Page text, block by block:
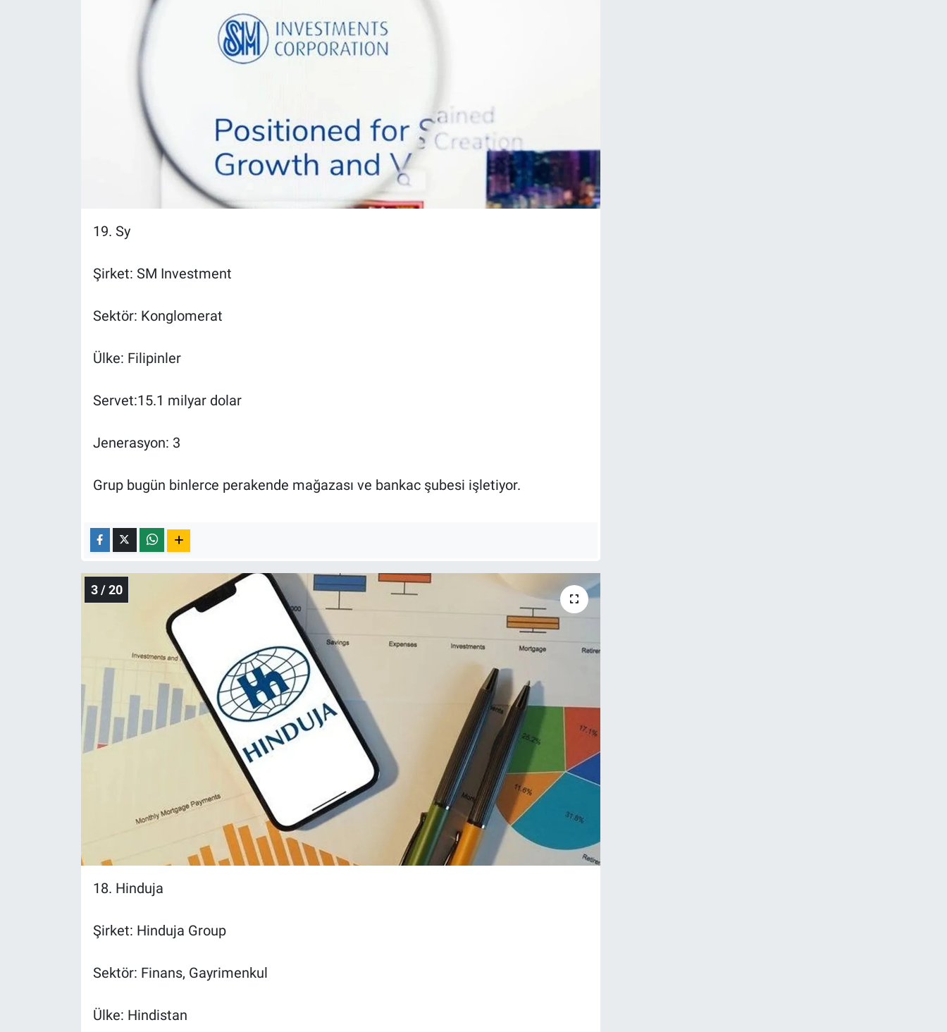
19. Sy
Şirket: SM Investment
Sektör: Konglomerat
Ülke: Filipinler
Servet:15.1 milyar dolar
Jenerasyon: 3
Grup bugün binlerce perakende mağazası ve bankac şubesi işletiyor.
3 / 20
18. Hinduja
Şirket: Hinduja Group
Sektör: Finans, Gayrimenkul
Ülke: Hindistan